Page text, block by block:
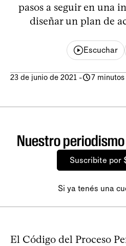
pasos a seguir en una
diseñar un plan de
Escuchar
23 de junio de 2021 - 7
Nuestro
Suscribite por
Si ya tenés una
El Código del Proceso